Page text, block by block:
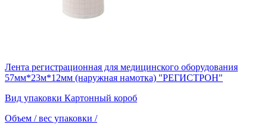
Лента регистрационная для медицинского оборудования
57мм*23м*12мм (наружная намотка) "РЕГИСТРОН"
Вид упаковки Картонный короб
Объем / вес упаковки /